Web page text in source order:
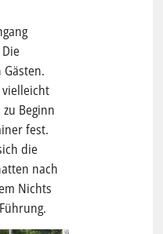
vielleicht
Beginn
fest.
die
nach
Nichts